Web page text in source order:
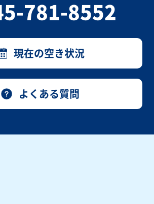
781-8552
現在の空き状況
よくある質問